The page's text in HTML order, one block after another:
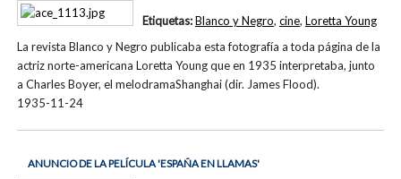
La revista Blanco y Negro publicaba esta fotografía a toda página de la
actriz norte-americana Loretta Young que en 1935 interpretaba, junto
a Charles Boyer, el melodramaShanghai (dir. James Flood).
1935-11-24
Etiquetas:Blanco y Negro, cine, Loretta Young
ANUNCIO DE LA PELÍCULA 'ESPAÑA EN LLAMAS'